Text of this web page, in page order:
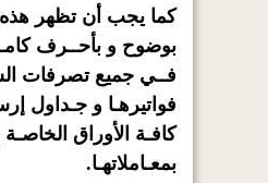
كما يجب أن تظهر هذه
بوضوح و بأحــرف
فــي جميع تصرفات
فواتيرهـا و جـداول
كافـة الأوراق الخاصـة
بمعـاملاتهـا.